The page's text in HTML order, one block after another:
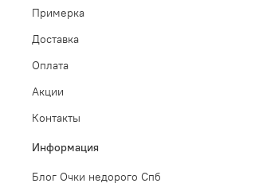
Примерка
Доставка
Оплата
Акции
Контакты
Информация
Блог Очки недорого Спб